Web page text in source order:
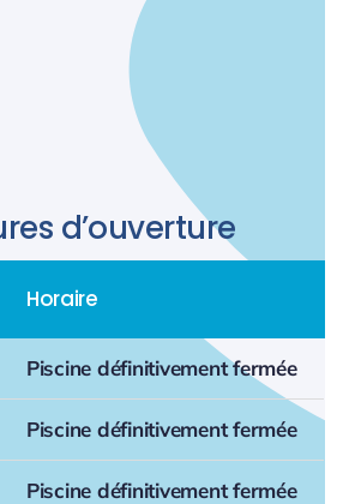
d’ouverture
Horaire
Piscine définitivement fermée
Piscine définitivement fermée
Piscine définitivement fermée